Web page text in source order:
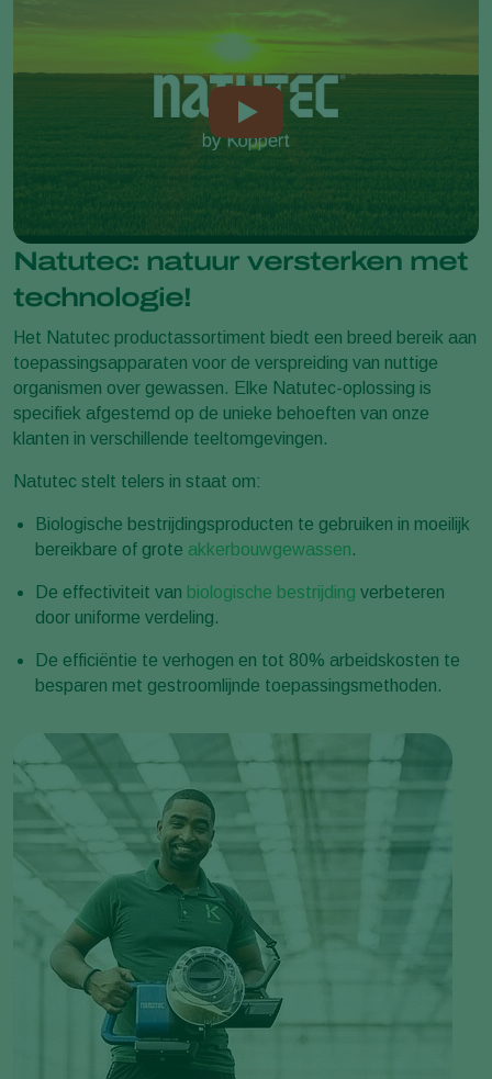
Natutec: natuur versterken met
technologie!
Het Natutec productassortiment biedt een breed bereik aan
toepassingsapparaten voor de verspreiding van nuttige
organismen over gewassen. Elke Natutec-oplossing is
specifiek afgestemd op de unieke behoeften van onze
klanten in verschillende teeltomgevingen.
Natutec stelt telers in staat om:
Biologische bestrijdingsproducten te gebruiken in moeilijk
bereikbare of grote akkerbouwgewassen.
De effectiviteit van biologische bestrijding verbeteren
door uniforme verdeling.
De efficiëntie te verhogen en tot 80% arbeidskosten te
besparen met gestroomlijnde toepassingsmethoden.